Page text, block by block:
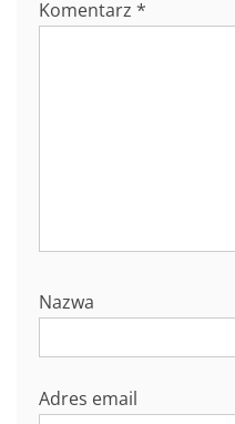
Komentarz *
Nazwa
Adres email